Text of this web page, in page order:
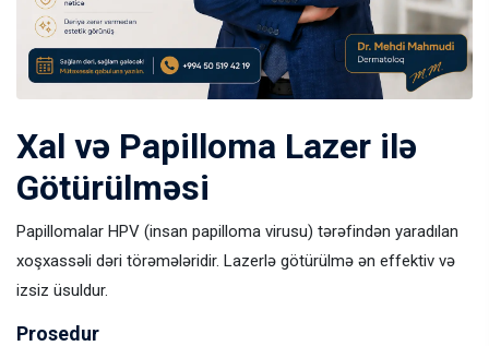
Xal və Papilloma Lazer ilə
Götürülməsi
Papillomalar HPV (insan papilloma virusu) tərəfindən yaradılan
xoşxassəli dəri törəmələridir. Lazerlə götürülmə ən effektiv və
izsiz üsuldur.
Prosedur